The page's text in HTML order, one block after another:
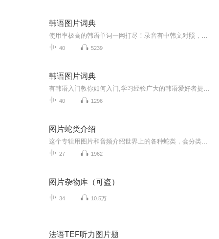
韩语图片词典
40 5239
韩语图片词典
40 1296
图片蛇类介绍
27 1962
图片杂物库（可盗）
34 10.5万
法语TEF听力图片题